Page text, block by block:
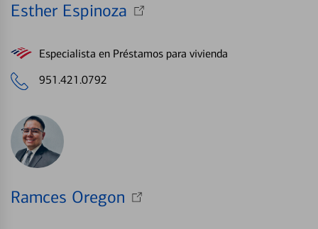
Esther Espinoza
Especialista en Préstamos para vivienda
951.421.0792
Ramces Oregon